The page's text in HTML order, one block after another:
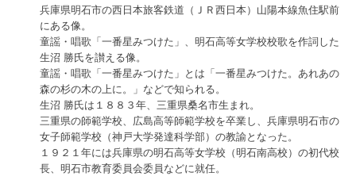
兵庫県明石市の西日本旅客鉄道（ＪＲ西日本）山陽本線魚住駅前
にある像。
童謡・唱歌「一番星みつけた」、明石高等女学校校歌を作詞した
生沼 勝氏を讃える像。
童謡・唱歌「一番星みつけた」とは「一番星みつけた。あれあの
森の杉の木の上に。」などで知られる。
生沼 勝氏は１８８３年、三重県桑名市生まれ。
三重県の師範学校、広島高等師範学校を卒業し、兵庫県明石市の
女子師範学校（神戸大学発達科学部）の教諭となった。
１９２１年には兵庫県の明石高等女学校（明石南高校）の初代校
長、明石市教育委員会委員などに就任。